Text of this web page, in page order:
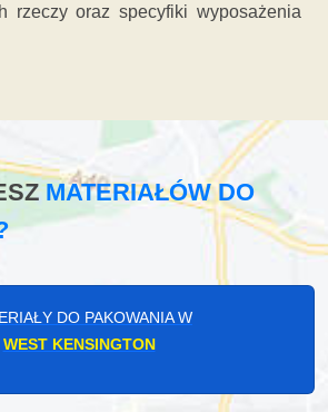
rzeczy oraz specyfiki wyposażenia
MATERIAŁÓW DO
DO PAKOWANIA W
WEST KENSINGTON